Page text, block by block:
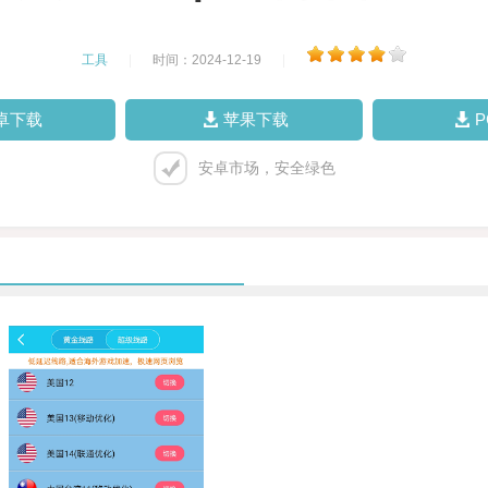
工具 时间：2024-12-19
下载 苹果下载
安卓市场，安全绿色